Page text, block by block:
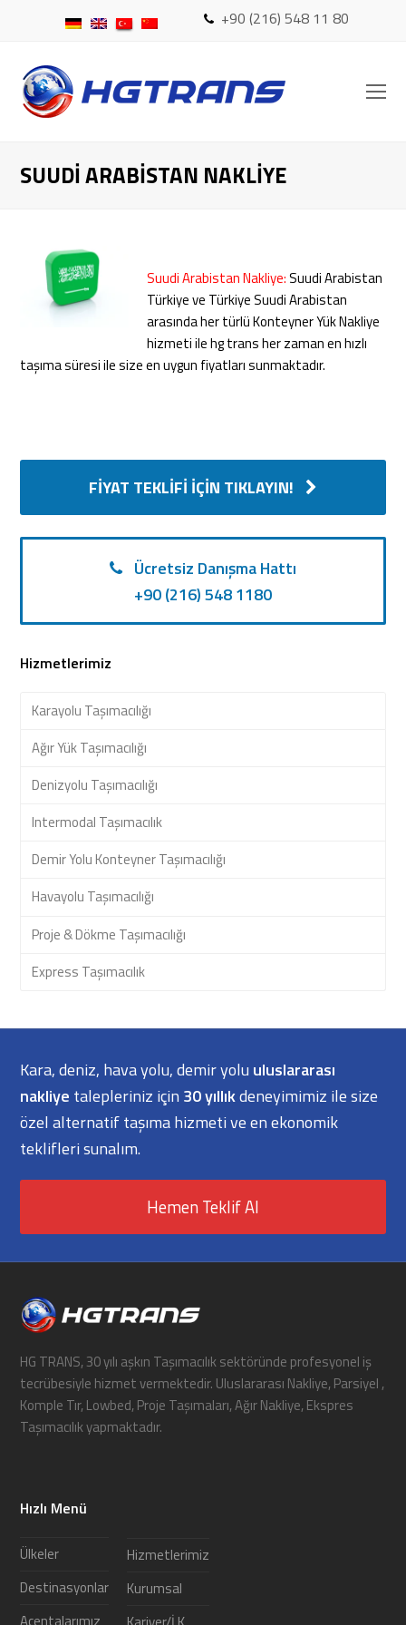
+90 (216) 548 11 80
SUUDI ARABISTAN NAKLIYE
Suudi Arabistan Nakliye:Suudi Arabistan
Türkiye ve Türkiye Suudi Arabistan
arasında her türlü Konteyner Yük Nakliye
hizmeti ile hg trans her zaman en hızlı
taşıma süresi ile size en uygun fiyatları sunmaktadır.
FIYAT TEKLIFI İÇIN TIKLAYIN!
Ücretsiz Danışma Hattı
+90 (216) 548 1180
Hizmetlerimiz
Karayolu Taşımacılığı
Ağır Yük Taşımacılığı
Denizyolu Taşımacılığı
Intermodal Taşımacılık
Demir Yolu Konteyner Taşımacılığı
Havayolu Taşımacılığı
Proje & Dökme Taşımacılığı
Express Taşımacılık
Kara, deniz, hava yolu, demir yolu uluslararası
nakliye talepleriniz için 30 yıllıkdeneyimimiz ile size
özel alternatif taşıma hizmeti ve en ekonomik
teklifleri sunalım.
Hemen Teklif Al
HG TRANS, 30 yılı aşkın Taşımacılık sektöründe profesyonel iş
tecrübesiyle hizmet vermektedir. Uluslararası Nakliye, Parsiyel ,
Komple Tır, Lowbed, Proje Taşımaları, Ağır Nakliye, Ekspres
Taşımacılık yapmaktadır.
Hızlı Menü
Ülkeler
Destinasyonlar
Hizmetlerimiz
Kurumsal